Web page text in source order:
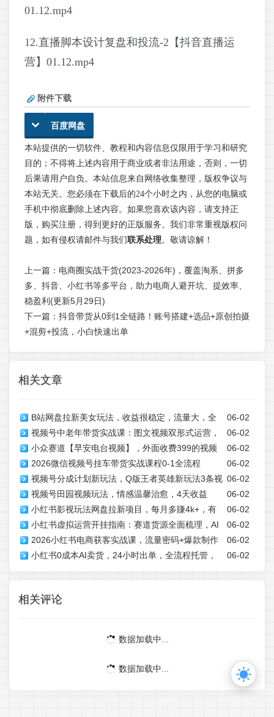
01.12.mp4
12.直播脚本设计复盘和投流-2【抖音直播运
营】01.12.mp4
附件下载
百度网盘
本站提供的一切软件、教程和内容信息仅限用于学习和研究
目的；不得将上述内容用于商业或者非法用途，否则，一切
后果请用户自负。本站信息来自网络收集整理，版权争议与
本站无关。您必须在下载后的24个小时之内，从您的电脑或
手机中彻底删除上述内容。如果您喜欢该内容，请支持正
版，购买注册，得到更好的正版服务。我们非常重视版权问
题，如有侵权请邮件与我们联系处理。敬请谅解！
上一篇： 电商圈实战干货(2023-2026年)，覆盖淘系、拼多
多、抖音、小红书等多平台，助力电商人避开坑、提效率、
稳盈利(更新5月29日)
下一篇： 抖音带货从0到1全链路！账号搭建+选品+原创拍摄
+混剪+投流，小白快速出单
相关文章
06-02
B站网盘拉新美女玩法，收益很稳定，流量大，全
流程拆解
06-02
视频号中老年带货实战课：图文视频双形式运营，
选材文案制作全流程
06-02
小众赛道【早安电台视频】，外面收费399的视频
号分成新玩法，手把手教学
06-02
2026微信视频号挂车带货实战课程0-1全流程
06-02
视频号分成计划新玩法，Q版王者英雄新玩法3条视
频，涨粉26W，开启AI变现新路径
06-02
视频号田园视频玩法，情感温馨治愈，4天收益
3294，变现能力强，小白可操作，实操全流程拆解
06-02
小红书影视玩法网盘拉新项目，每月多賺4k+，有
无经验都可以做，普通人最好的副业选择
06-02
小红书虚拟运营开挂指南：赛道货源全面梳理，AI
批量做笔记高效引流变现
06-02
2026小红书电商获客实战课，流量密码+爆款制作
+涨粉变现全教学
06-02
小红书0成本AI卖货，24小时出单，全流程托管，
保底日入500+，每天十几分钟就够了【揭秘】
相关评论
数据加载中...
数据加载中...